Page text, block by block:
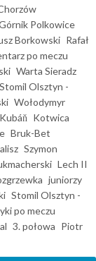
Polkowice
Borkowski Rafał
po meczu
Warta Sieradz
Stomil Olsztyn -
Wołodymyr
Kotwica
Bruk-Bet
Szymon
Lech II
juniorzy
Stomil Olsztyn -
po meczu
3. połowa Piotr